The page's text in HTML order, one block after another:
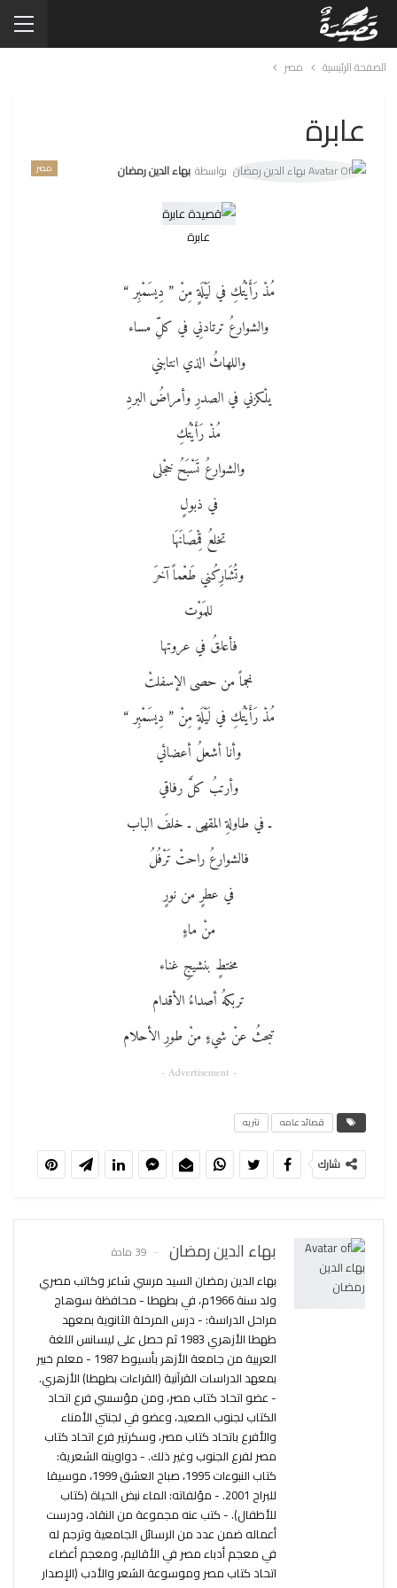
الصفحة الرئيسية مصر
عابرة
مصر بواسطة بهاء الدين رمضان
عابرة
مُذْ رَأَيْتُكِ في لَيْلَةٍ مِنْ ” دِيسَمْبِر “
والشوارعُ ترتادنِي في كلِّ مساء
واللهاثُ الذي انتابني
يلْكزني في الصدرِ وأمراضُ البردِ
مُذْ رَأَيْتُكِ
والشوارعُ تَسْبَحُ خجْلى
في ذبولٍ
تخلعُ قِمْصَانَهَا
وتُشَارِكُني طَعْماً آخرَ
للمَوْت
فأعلقُ في عروتها
نجماً من حصى الإسفلتْ
مُذْ رَأَيْتُكِ في لَيْلَةٍ مِنْ ” دِيسَمْبِر “
وأنا أشعلُ أعضائي
وأرتبُ كلَّ رفاقي
ـ في طاولةِ المقهى ـ خلفَ الباب
فالشوارعُ راحتْ تَرْفُلُ
في عطرٍ من نورٍ
منْ ماءٍ
مختطٍ بنشيجِ غناء
تربكهُ أصداءُ الأقدام
تبحثُ عنْ شيءٍ منْ طورِ الأحلام
- Advertisement -
قصائد عامه نثريه
شارك
بهاء الدين رمضان 39 مادة
بهاء الدين رمضان السيد مرسي شاعر وكاتب مصري
ولد سنة 1966م، في بطهطا - محافظة سوهاج
مراحل الدراسة: - درس المرحلة الثانوية بمعهد
طهطا الأزهري 1983 ثم حصل على ليسانس اللغة
العربية من جامعة الأزهر بأسيوط 1987 - معلم خبير
بمعهد الدراسات القرآنية (القراءات بطهطا) الأزهري.
- عضو اتحاد كتاب مصر، ومن مؤسسي فرع اتحاد
الكتاب لجنوب الصعيد، وعضو في لجنتي الأمناء
والأفرع باتحاد كتاب مصر، وسكرتير فرع اتحاد كتاب
مصر لفرع الجنوب وغير ذلك. - دواوينه الشعرية:
كتاب النبوءات 1995، صباح العشق 1999، موسيقا
للبراح 2001. - مؤلفاته: الماء نبض الحياة (كتاب
للأطفال). - كتب عنه مجموعة من النقاد، ودرست
أعماله ضمن عدد من الرسائل الجامعية وترجم له
في معجم أدباء مصر في الأقاليم، ومعجم أعضاء
اتحاد كتاب مصر وموسوعة الشعر والأدب (الإصدار